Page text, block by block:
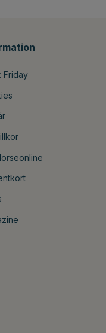
Friday